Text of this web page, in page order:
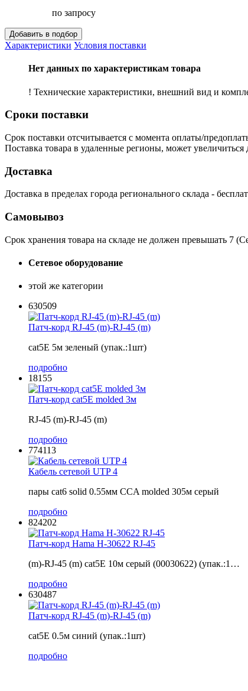
по запросу
Характеристики Условия поставки
Нет данных по характеристикам товара
! Технические характеристики, внешний вид и
Сроки поставки
Срок поставки отсчитывается с момента оплаты/
Поставка товара в удаленные регионы, может увеличиться
Доставка
Доставка в пределах города регионального склада -
Самовывоз
Срок хранения товара на складе не должен превышать 7
Сетевое оборудование
этой же категории
630509
Патч-корд RJ-45 (m)-RJ-45 (m)
cat5E 5м зеленый (упак.:1шт)
подробно
18155
Патч-корд cat5E molded 3м
RJ-45 (m)-RJ-45 (m)
подробно
774113
Кабель сетевой UTP 4
пары cat6 solid 0.55мм CCA molded 305м серый
подробно
824202
Патч-корд Hama H-30622 RJ-45
(m)-RJ-45 (m) cat5E 10м серый (00030622) (упак.:1…
подробно
630487
Патч-корд RJ-45 (m)-RJ-45 (m)
cat5E 0.5м синий (упак.:1шт)
подробно